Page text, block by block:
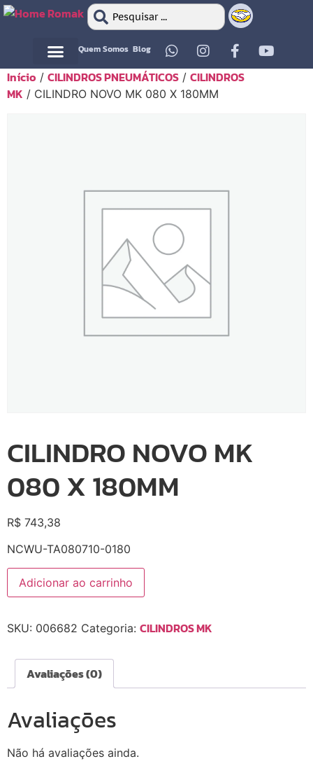
Quem Somos Blog
Início / CILINDROS PNEUMÁTICOS / CILINDROS
MK / CILINDRO NOVO MK 080 X 180MM
CILINDRO NOVO MK
080 X 180MM
R$ 743,38
NCWU-TA080710-0180
Adicionar ao carrinho
SKU: 006682 Categoria: CILINDROS MK
Avaliações (0)
Avaliações
Não há avaliações ainda.